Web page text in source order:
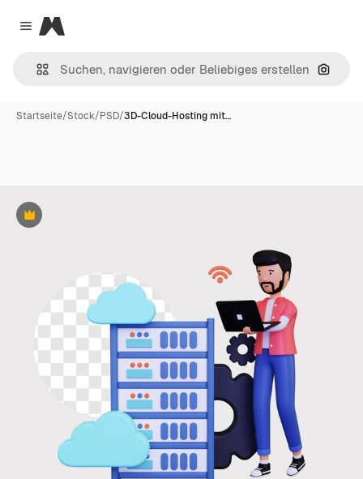
Close menu
Magnific
Nach
Startseite/Stock/PSD/3D-Cloud-Hosting mit…
Premium